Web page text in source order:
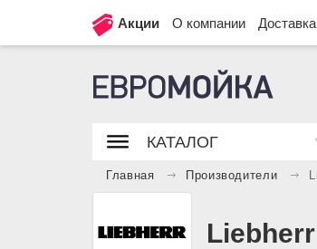
Акции О компании Доставка
КАТАЛОГ
Главная Производители
Liebherr